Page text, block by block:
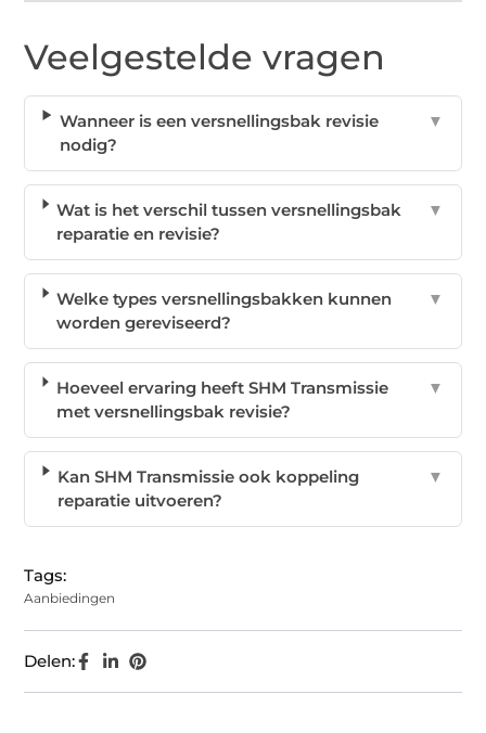
Veelgestelde vragen
Wanneer is een versnellingsbak revisie
nodig?
▼
Wat is het verschil tussen versnellingsbak
reparatie en revisie?
▼
Welke types versnellingsbakken kunnen
worden gereviseerd?
▼
Hoeveel ervaring heeft SHM Transmissie
met versnellingsbak revisie?
▼
Kan SHM Transmissie ook koppeling
reparatie uitvoeren?
▼
Tags:
Aanbiedingen
Delen: